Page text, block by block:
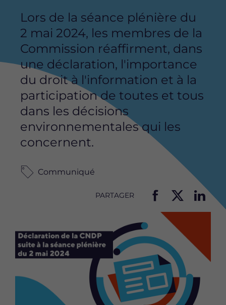
Lors de la séance plénière du
2 mai 2024, les membres de la
Commission réaffirment, dans
une déclaration, l'importance
du droit à l'information et à la
participation de toutes et tous
dans les décisions
environnementales qui les
concernent.
Communiqué
PARTAGER
t
g
e
r
c
r
a
g
e
r
c
a
c